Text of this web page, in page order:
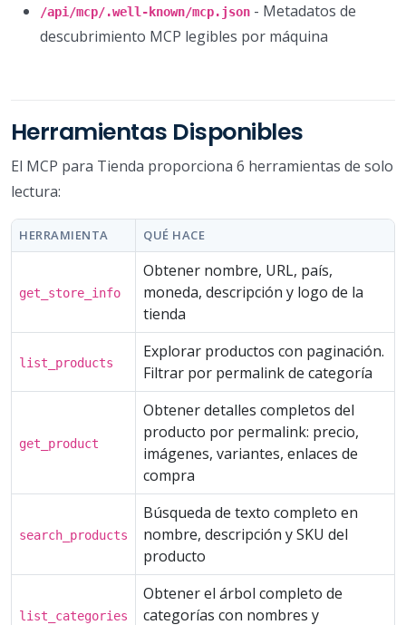
/api/mcp/.well-known/mcp.json - Metadatos de
descubrimiento MCP legibles por máquina
Herramientas Disponibles
El MCP para Tienda proporciona 6 herramientas de solo
lectura:
HERRAMIENTA QUÉ HACE
get_store_info
Obtener nombre, URL, país,
moneda, descripción y logo de la
tienda
list_products
Explorar productos con paginación.
Filtrar por permalink de categoría
get_product
Obtener detalles completos del
producto por permalink: precio,
imágenes, variantes, enlaces de
compra
search_products
Búsqueda de texto completo en
nombre, descripción y SKU del
producto
list_categories
Obtener el árbol completo de
categorías con nombres y